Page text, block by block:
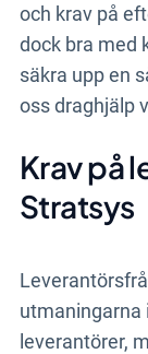
och krav på
dock bra med
säkra upp en
oss draghjälp
Krav på
Stratsys
utmaningarna
leverantörer,